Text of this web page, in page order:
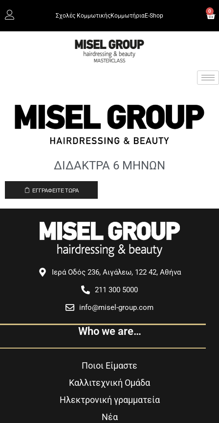
Σχολές ΚομμωτικήςΚομμωτήριαΕ-Shop
0
ΔΙΔΑΚΤΡΑ 6 ΜΗΝΩΝ
ΕΓΓΡΑΦΕΊΤΕ ΤΏΡΑ
Ιερά Οδός 236, Αιγάλεω, 122 42, Αθήνα
211 300 5000
info@misel-group.com
Who we are…
Ποιοι Είμαστε
Καλλιτεχνική Ομάδα
Ηλεκτρονική γραμματεία
Νέα